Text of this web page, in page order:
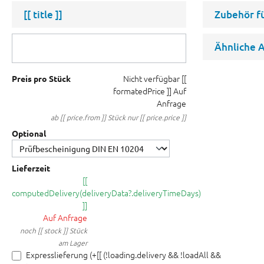
[[ title ]]
Preis pro Stück Nicht verfügbar [[
formatedPrice ]] Auf
Anfrage
ab [[ price.from ]] Stück nur [[ price.price ]]
Optional
Lieferzeit
[[
computedDelivery(deliveryData?.deliveryTimeDays)
]]
Auf Anfrage
noch [[ stock ]] Stück
am Lager
Expresslieferung (+[[ (!loading.delivery && !loadAll &&
Zubehör
Ähnliche